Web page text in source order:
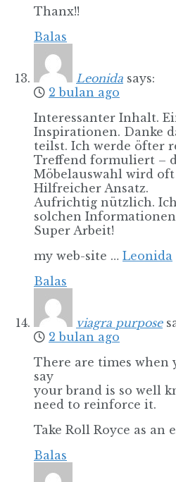
Thanx!!
Balas
Leonida says:
2 bulan ago
Interessanter Inhalt.
Inspirationen. Danke
teilst. Ich werde öfter
Treffend formuliert –
Möbelauswahl wird
Hilfreicher Ansatz.
Aufrichtig nützlich.
solchen
Super Arbeit!
my web-site … Leonida
Balas
viagra purpose
2 bulan ago
There are times when
say
your brand is so well
need to reinforce it.
Take Roll Royce as an
Balas